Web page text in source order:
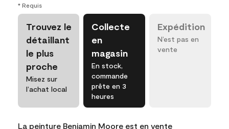
* Requis
Trouvez le
détaillant
le plus
proche
Misez sur
l’achat local
Collecte
en
magasin
En stock,
commande
prête en 3
heures
Expédition
N’est pas en
vente
La peinture Benjamin Moore est en vente